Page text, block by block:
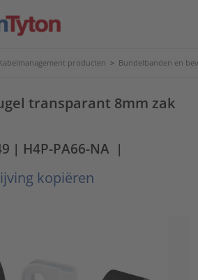
producten > Bundelbanden en
transparant 8mm zak
| H4P-PA66-NA |
kopiëren